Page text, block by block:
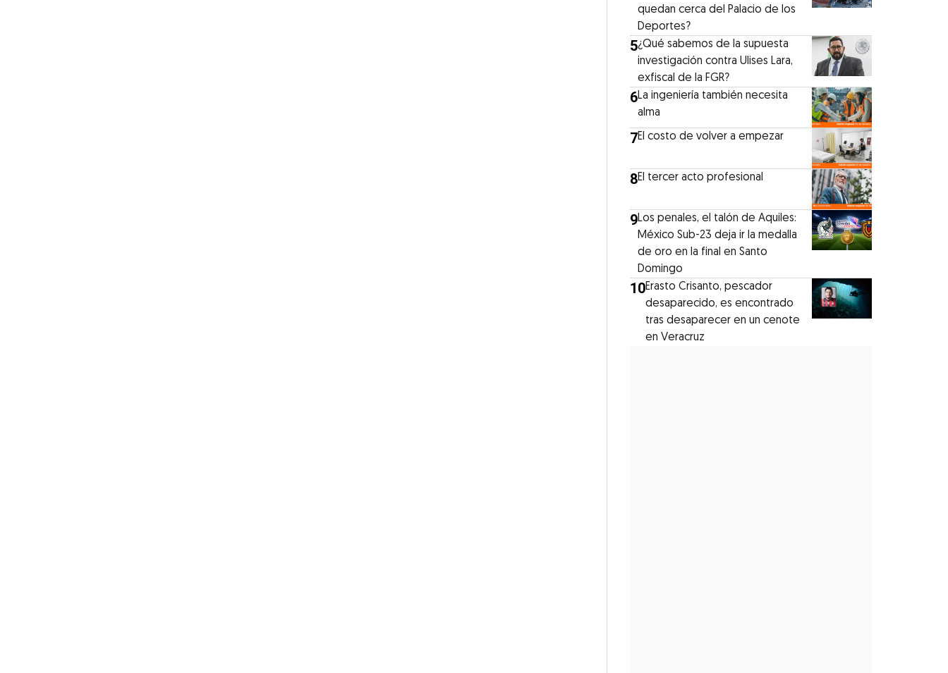
quedan cerca del Palacio de los
Deportes?
5¿Qué sabemos de la supuesta
investigación contra Ulises Lara,
exfiscal de la FGR?
6La ingeniería también necesita
alma
7El costo de volver a empezar
8El tercer acto profesional
9Los penales, el talón de Aquiles:
México Sub-23 deja ir la medalla
de oro en la final en Santo
Domingo
10Erasto Crisanto, pescador
desaparecido, es encontrado
tras desaparecer en un cenote
en Veracruz